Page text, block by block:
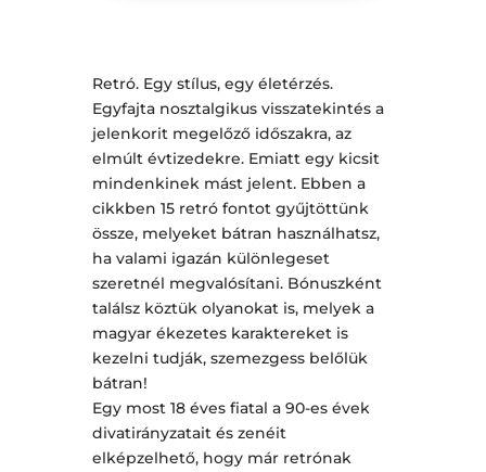
Retró. Egy stílus, egy életérzés.
Egyfajta nosztalgikus visszatekintés a
jelenkorit megelőző időszakra, az
elmúlt évtizedekre. Emiatt egy kicsit
mindenkinek mást jelent. Ebben a
cikkben 15 retró fontot gyűjtöttünk
össze, melyeket bátran használhatsz,
ha valami igazán különlegeset
szeretnél megvalósítani. Bónuszként
találsz köztük olyanokat is, melyek a
magyar ékezetes karaktereket is
kezelni tudják, szemezgess belőlük
bátran!
Egy most 18 éves fiatal a 90-es évek
divatirányzatait és zenéit
elképzelhető, hogy már retrónak